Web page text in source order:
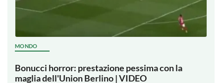
MONDO
Bonucci horror: prestazione pessima con la
maglia dell'Union Berlino | VIDEO